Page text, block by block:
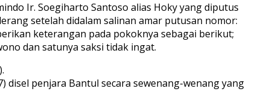
Ir. Soegiharto Santoso alias Hoky yang diputus
setelah didalam salinan amar putusan nomor:
keterangan pada pokoknya sebagai berikut;
dan satunya saksi tidak ingat.
disel penjara Bantul secara sewenang-wenang yang